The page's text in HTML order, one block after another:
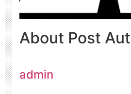
About Post
admin